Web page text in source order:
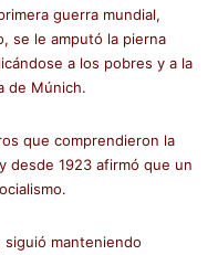
guerra mundial,
se le amputó la pierna
a los pobres y a la
de Múnich.
que comprendieron la
desde 1923 afirmó que un
siguió manteniendo